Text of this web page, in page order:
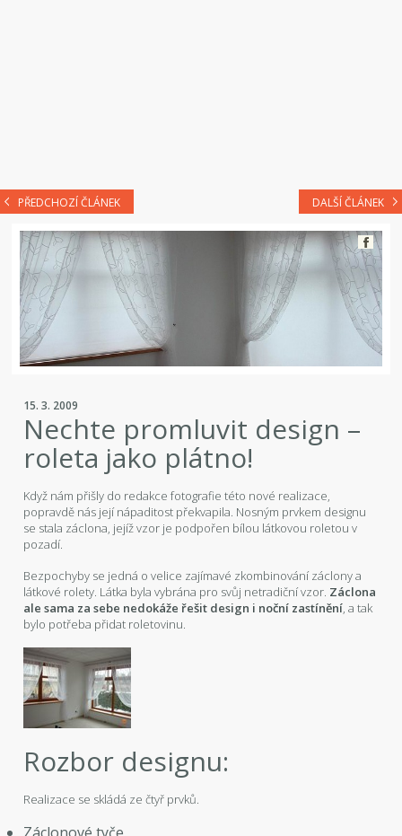
PŘEDCHOZÍ ČLÁNEK DALŠÍ ČLÁNEK
15. 3. 2009
Nechte promluvit design –
roleta jako plátno!
Když nám přišly do redakce fotografie této nové realizace,
popravdě nás její nápaditost překvapila. Nosným prvkem designu
se stala záclona, jejíž vzor je podpořen bílou látkovou roletou v
pozadí.
Bezpochyby se jedná o velice zajímavé zkombinování záclony a
látkové rolety. Látka byla vybrána pro svůj netradiční vzor. Záclona
ale sama za sebe nedokáže řešit design i noční zastínění, a tak
bylo potřeba přidat roletovinu.
Rozbor designu:
Realizace se skládá ze čtyř prvků.